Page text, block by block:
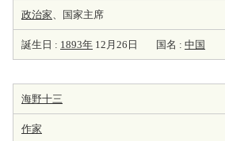
政治家、国家主席
誕生日 : 1893年 12月26日 国名 : 中国
海野十三
作家